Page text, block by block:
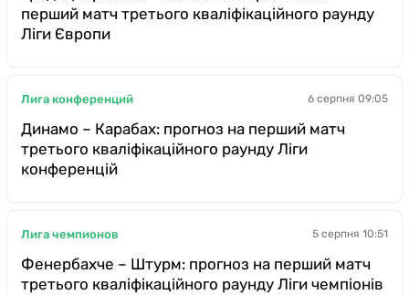
перший матч третього кваліфікаційного раунду
Ліги Європи
Лига конференций 6 серпня 09:05
Динамо – Карабах: прогноз на перший матч
третього кваліфікаційного раунду Ліги
конференцій
Лига чемпионов 5 серпня 10:51
Фенербахче – Штурм: прогноз на перший матч
третього кваліфікаційного раунду Ліги чемпіонів